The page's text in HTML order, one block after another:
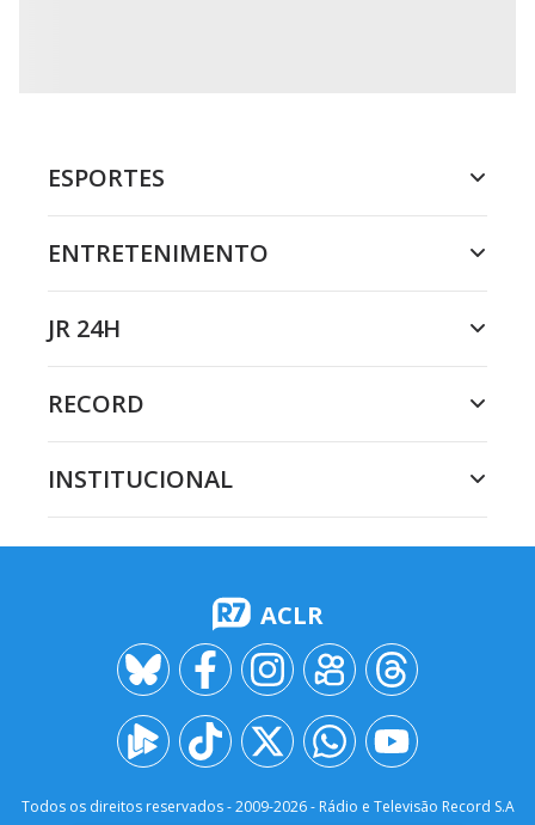
ESPORTES
ENTRETENIMENTO
JR 24H
RECORD
INSTITUCIONAL
ACLR
Todos os direitos reservados - 2009-2026- Rádio e Televisão Record S.A